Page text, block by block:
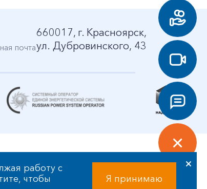
почта
660017, г. Красноярск,
ул. Дубровинского, 43
работу с
чтобы
Я принимаю